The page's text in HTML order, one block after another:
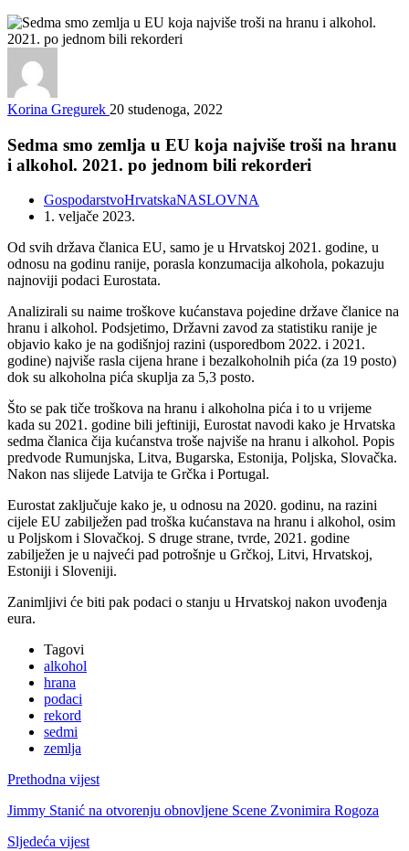
Korina Gregurek 20 studenoga, 2022
Sedma smo zemlja u EU koja najviše troši na hranu
i alkohol. 2021. po jednom bili rekorderi
GospodarstvoHrvatskaNASLOVNA
1. veljače 2023.
Od svih država članica EU, samo je u Hrvatskoj 2021. godine, u
odnosu na godinu ranije, porasla konzumacija alkohola, pokazuju
najnoviji podaci Eurostata.
Analizirali su naime troškove kućanstava pojedine države članice na
hranu i alkohol. Podsjetimo, Državni zavod za statistiku ranije je
objavio kako je na godišnjoj razini (usporedbom 2022. i 2021.
godine) najviše rasla cijena hrane i bezalkoholnih pića (za 19 posto)
dok su alkoholna pića skuplja za 5,3 posto.
Što se pak tiče troškova na hranu i alkoholna pića i to u vrijeme
kada su 2021. godine bili jeftiniji, Eurostat navodi kako je Hrvatska
sedma članica čija kućanstva troše najviše na hranu i alkohol. Popis
predvode Rumunjska, Litva, Bugarska, Estonija, Poljska, Slovačka.
Nakon nas slijede Latvija te Grčka i Portugal.
Eurostat zaključuje kako je, u odnosu na 2020. godinu, na razini
cijele EU zabilježen pad troška kućanstava na hranu i alkohol, osim
u Poljskom i Slovačkoj. S druge strane, tvrde, 2021. godine
zabilježen je u najveći pad potrošnje u Grčkoj, Litvi, Hrvatskoj,
Estoniji i Sloveniji.
Zanimljivi će biti pak podaci o stanju u Hrvatskoj nakon uvođenja
eura.
Tagovi
alkohol
hrana
podaci
rekord
sedmi
zemlja
Prethodna vijest
Jimmy Stanić na otvorenju obnovljene Scene Zvonimira Rogoza
Sljedeća vijest